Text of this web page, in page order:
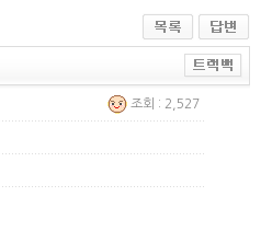
조회 : 2,527